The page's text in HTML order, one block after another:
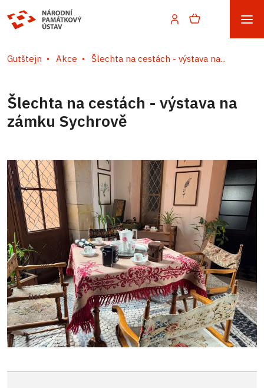
Gutštejn Akce Šlechta na cestách - výstava na...
Šlechta na cestách - výstava na
zámku Sychrově